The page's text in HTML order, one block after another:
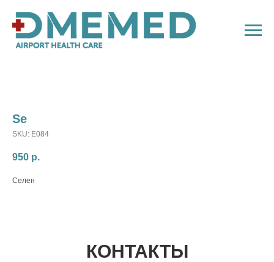
Se
SKU: E084
950 р.
Селен
КОНТАКТЫ